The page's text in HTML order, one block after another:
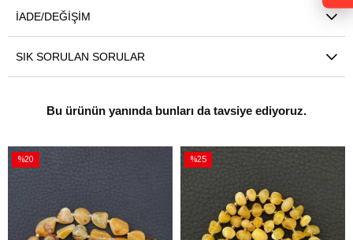
İADE/DEĞIŞIM
SIK SORULAN SORULAR
Bu ürünün yanında bunları da tavsiye ediyoruz.
%20
%25
%25İndirim